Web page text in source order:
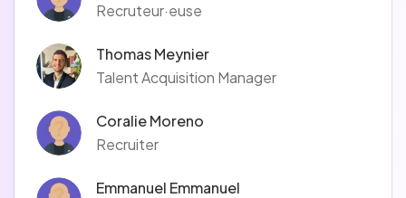
Recruteur·euse
Thomas Meynier
Talent Acquisition Manager
Coralie Moreno
Recruiter
Emmanuel Emmanuel